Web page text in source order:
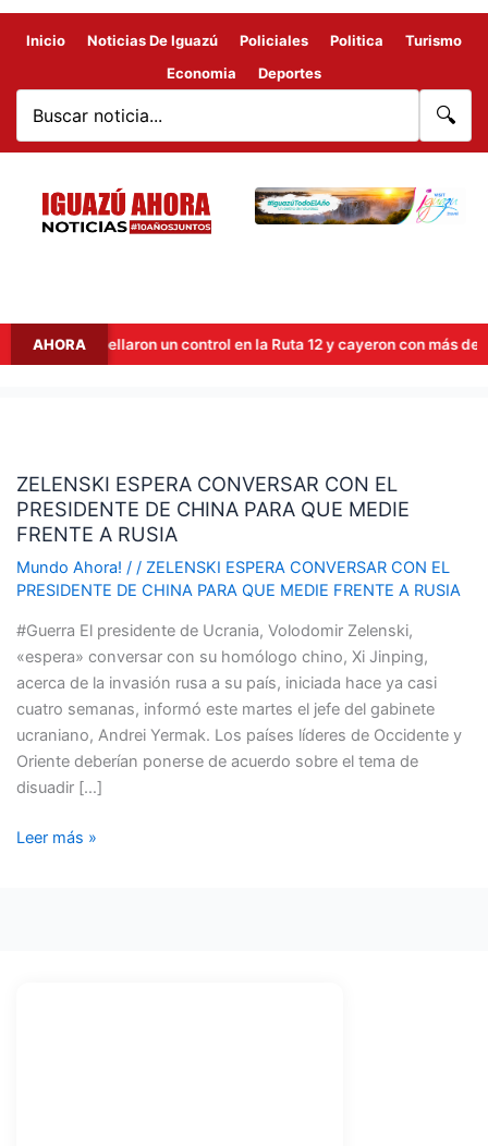
Inicio Noticias De Iguazú Policiales Politica
Turismo
Economia
Deportes
🔍
AHORA
Atropellaron un control en la Ruta 12 y cayeron con más de 85
ZELENSKI ESPERA CONVERSAR CON EL
PRESIDENTE DE CHINA PARA QUE MEDIE
FRENTE A RUSIA
Mundo Ahora! / / ZELENSKI ESPERA CONVERSAR CON EL
PRESIDENTE DE CHINA PARA QUE MEDIE FRENTE A RUSIA
#Guerra El presidente de Ucrania, Volodomir Zelenski,
«espera» conversar con su homólogo chino, Xi Jinping,
acerca de la invasión rusa a su país, iniciada hace ya casi
cuatro semanas, informó este martes el jefe del gabinete
ucraniano, Andrei Yermak. Los países líderes de Occidente y
Oriente deberían ponerse de acuerdo sobre el tema de
disuadir […]
CONVERSAR
CON
EL
PRESIDENTE
DE
PARA
QUE
MEDIE
FRENTE
A
RUSIA
Leer más »